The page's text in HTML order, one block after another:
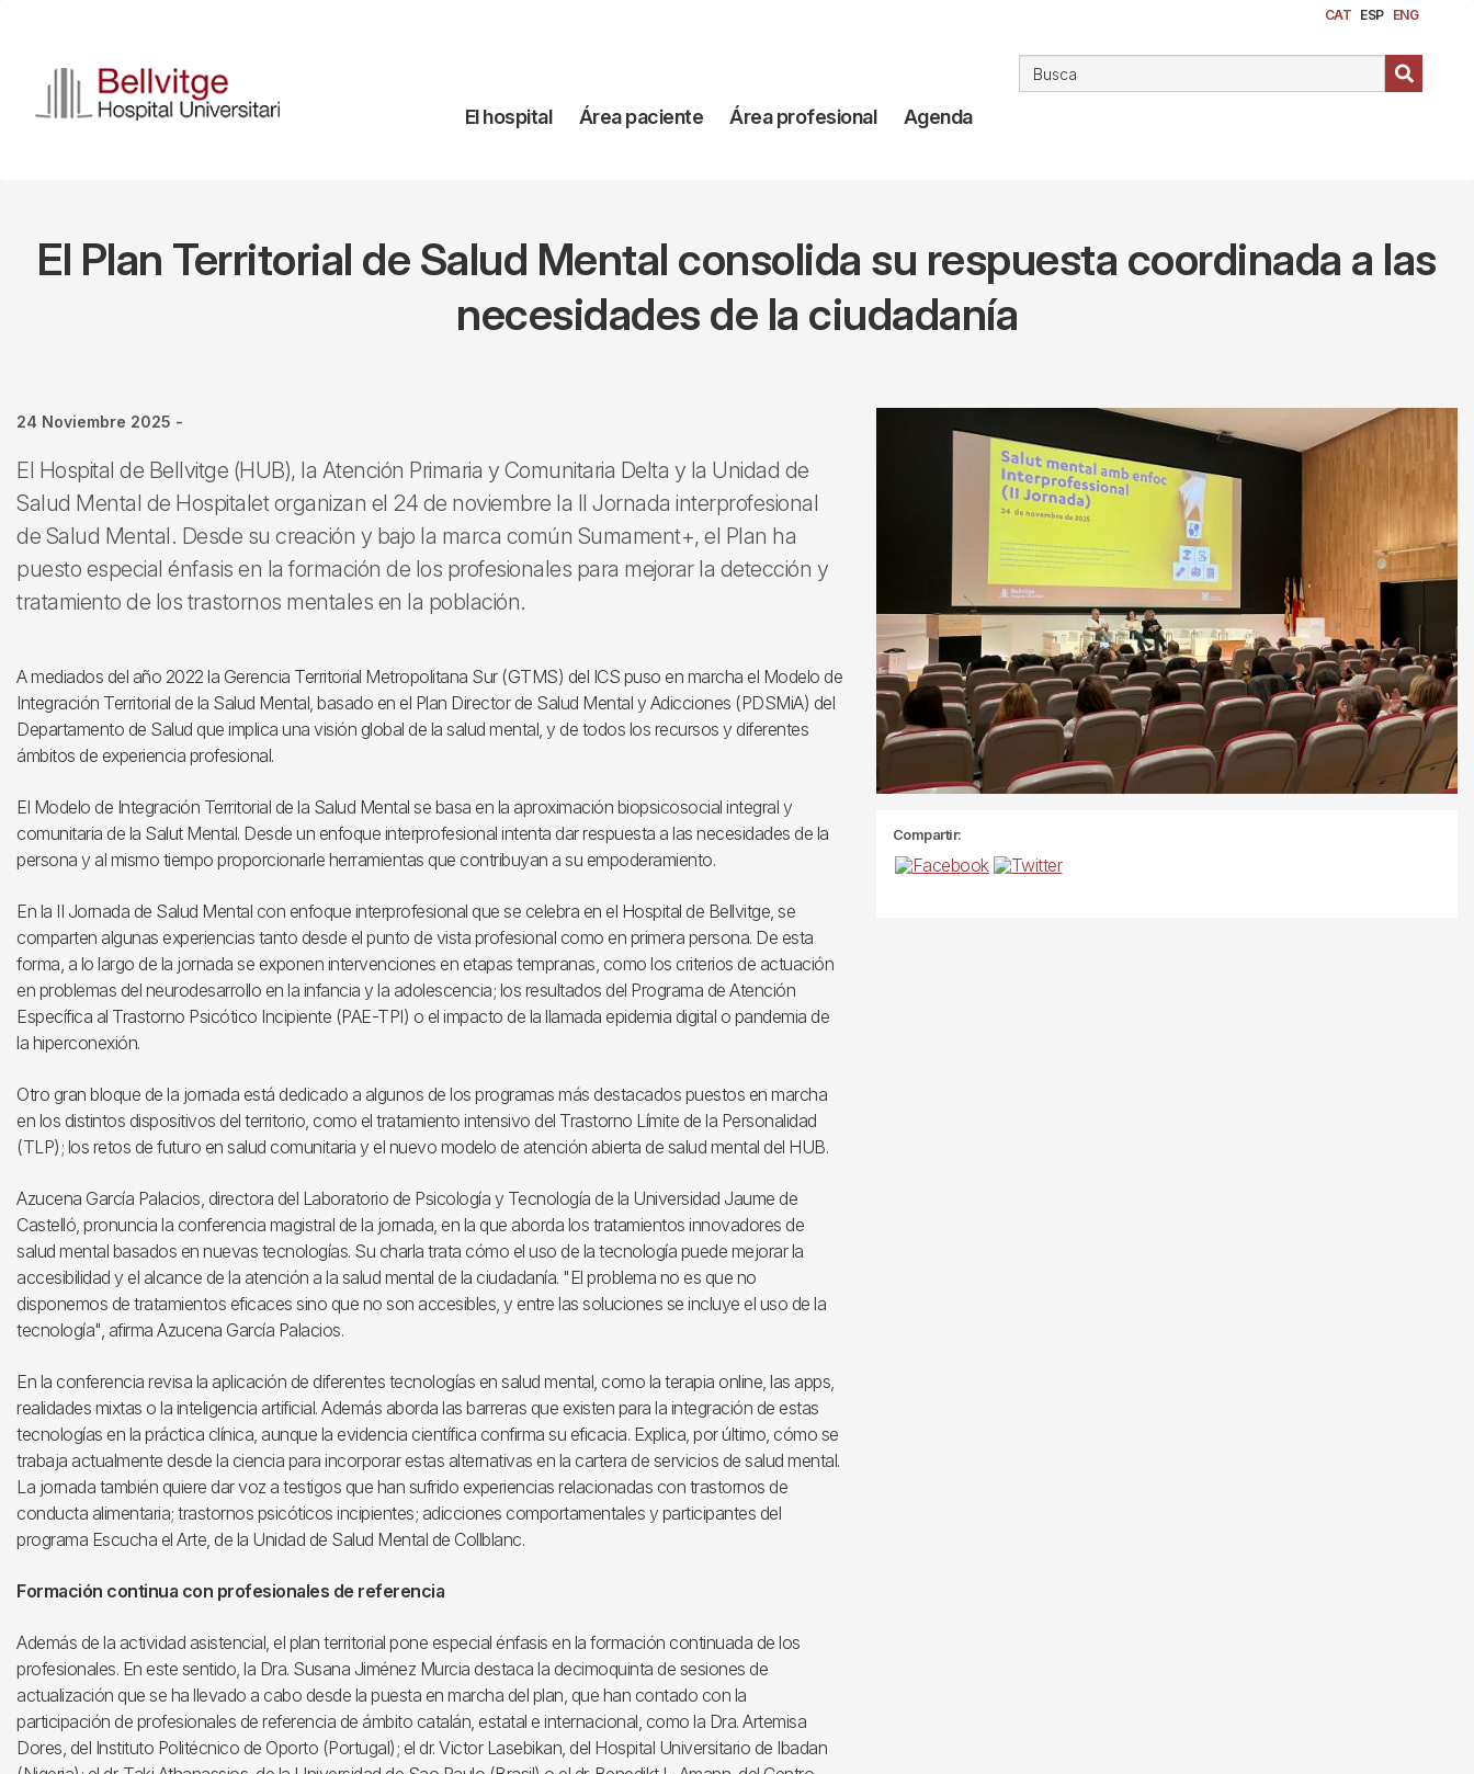
contenido
principal
CAT ESP ENG
Navegación
El hospital Área paciente Área profesional Agenda
El Plan Territorial de Salud Mental consolida su respuesta coordinada a las
necesidades de la ciudadanía
24 Noviembre 2025 -
El Hospital de Bellvitge (HUB), la Atención Primaria y Comunitaria Delta y la Unidad de
Salud Mental de Hospitalet organizan el 24 de noviembre la II Jornada interprofesional
de Salud Mental. Desde su creación y bajo la marca común Sumament+, el Plan ha
puesto especial énfasis en la formación de los profesionales para mejorar la detección y
tratamiento de los trastornos mentales en la población.
A mediados del año 2022 la Gerencia Territorial Metropolitana Sur (GTMS) del ICS puso en marcha el Modelo de
Integración Territorial de la Salud Mental, basado en el Plan Director de Salud Mental y Adicciones (PDSMiA) del
Departamento de Salud que implica una visión global de la salud mental, y de todos los recursos y diferentes
ámbitos de experiencia profesional.
El Modelo de Integración Territorial de la Salud Mental se basa en la aproximación biopsicosocial integral y
comunitaria de la Salut Mental. Desde un enfoque interprofesional intenta dar respuesta a las necesidades de la
persona y al mismo tiempo proporcionarle herramientas que contribuyan a su empoderamiento.
En la II Jornada de Salud Mental con enfoque interprofesional que se celebra en el Hospital de Bellvitge, se
comparten algunas experiencias tanto desde el punto de vista profesional como en primera persona. De esta
forma, a lo largo de la jornada se exponen intervenciones en etapas tempranas, como los criterios de actuación
en problemas del neurodesarrollo en la infancia y la adolescencia; los resultados del Programa de Atención
Específica al Trastorno Psicótico Incipiente (PAE-TPI) o el impacto de la llamada epidemia digital o pandemia de
la hiperconexión.
Otro gran bloque de la jornada está dedicado a algunos de los programas más destacados puestos en marcha
en los distintos dispositivos del territorio, como el tratamiento intensivo del Trastorno Límite de la Personalidad
(TLP); los retos de futuro en salud comunitaria y el nuevo modelo de atención abierta de salud mental del HUB.
Azucena García Palacios, directora del Laboratorio de Psicología y Tecnología de la Universidad Jaume de
Castelló, pronuncia la conferencia magistral de la jornada, en la que aborda los tratamientos innovadores de
salud mental basados en nuevas tecnologías. Su charla trata cómo el uso de la tecnología puede mejorar la
accesibilidad y el alcance de la atención a la salud mental de la ciudadanía. "El problema no es que no
disponemos de tratamientos eficaces sino que no son accesibles, y entre las soluciones se incluye el uso de la
tecnología", afirma Azucena García Palacios.
En la conferencia revisa la aplicación de diferentes tecnologías en salud mental, como la terapia online, las apps,
realidades mixtas o la inteligencia artificial. Además aborda las barreras que existen para la integración de estas
tecnologías en la práctica clínica, aunque la evidencia científica confirma su eficacia. Explica, por último, cómo se
trabaja actualmente desde la ciencia para incorporar estas alternativas en la cartera de servicios de salud mental.
La jornada también quiere dar voz a testigos que han sufrido experiencias relacionadas con trastornos de
conducta alimentaria; trastornos psicóticos incipientes; adicciones comportamentales y participantes del
programa Escucha el Arte, de la Unidad de Salud Mental de Collblanc.
Formación continua con profesionales de referencia
Además de la actividad asistencial, el plan territorial pone especial énfasis en la formación continuada de los
profesionales. En este sentido, la Dra. Susana Jiménez Murcia destaca la decimoquinta de sesiones de
actualización que se ha llevado a cabo desde la puesta en marcha del plan, que han contado con la
participación de profesionales de referencia de ámbito catalán, estatal e internacional, como la Dra. Artemisa
Dores, del Instituto Politécnico de Oporto (Portugal); el dr. Victor Lasebikan, del Hospital Universitario de Ibadan
Compartir: